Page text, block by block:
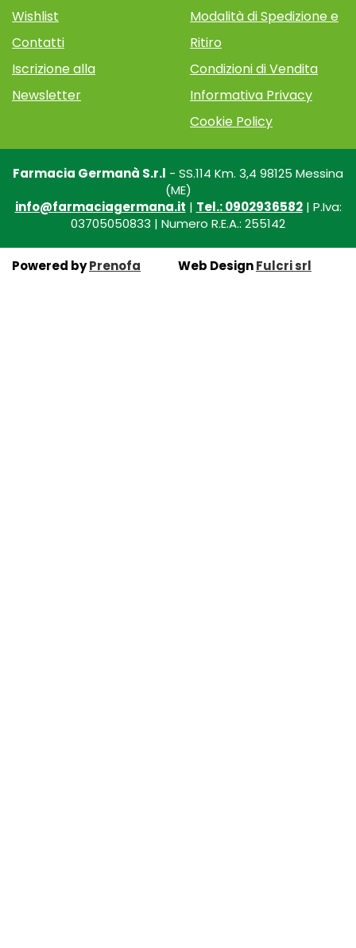
Wishlist
Contatti
Iscrizione alla
Newsletter
Modalità di Spedizione e
Ritiro
Condizioni di Vendita
Informativa Privacy
Cookie Policy
Farmacia Germanà S.r.l - SS.114 Km. 3,4 98125 Messina
(ME)
info@farmaciagermana.it | Tel.: 0902936582| P.Iva:
03705050833 | Numero R.E.A.: 255142
Powered byPrenofa Web DesignFulcri srl